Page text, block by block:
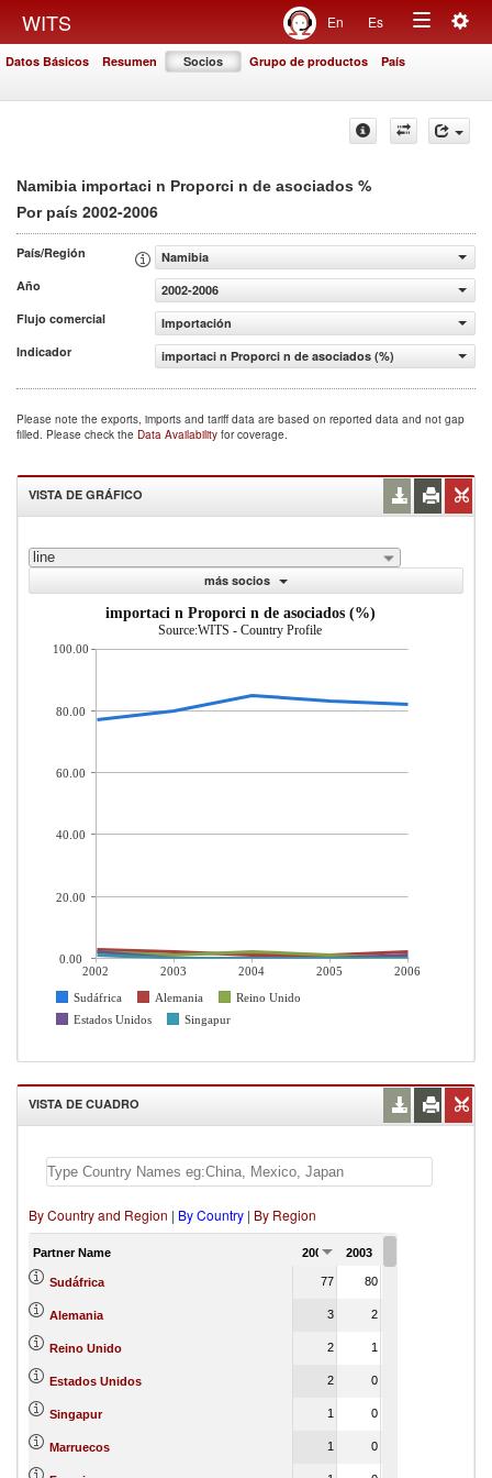
WITS En Es
Toggle
Datos Básicos Resumen Socios Grupo de productos País
Namibia importaci n Proporci n de asociados %
Por país 2002-2006
País/Región
Namibia
Año
2002-2006
Flujo comercial
Importación
Indicador
importaci n Proporci n de asociados (%)
Please note the exports, imports and tariff data are based on reported data and not gap
filled. Please check the Data Availability for coverage.
VISTA DE GRÁFICO
line
más socios
importaci n Proporci n de asociados (%)
Source:WITS - Country Profile
2002 2003 2004 2005
2006
Sudáfrica
Alemania
Reino Unido
Estados Unidos
Singapur
100.00
80.00
60.00
40.00
20.00
0.00
VISTA DE CUADRO
By Country and Region | By Country | By Region
Partner Name 2002 2003
Sudáfrica 77 80
Alemania 3 2
Reino Unido 2 1
Estados Unidos 2 0
Singapur 1 0
Marruecos 1 0